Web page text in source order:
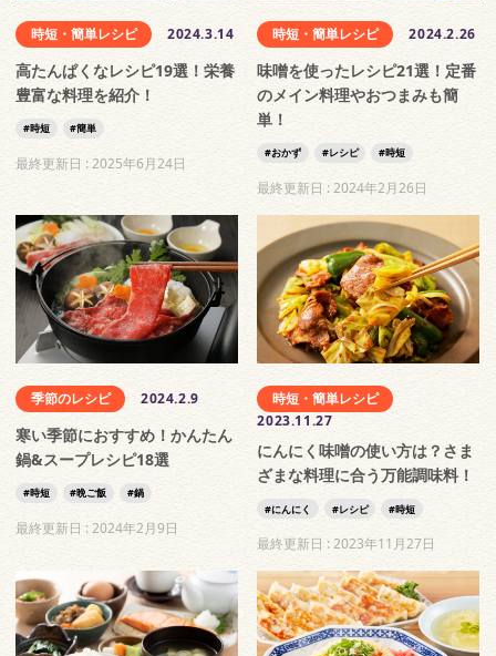
時短・簡単レシピ 2024.3.14
高たんぱくなレシピ19選！栄養
豊富な料理を紹介！
時短 簡単
最終更新日 : 2025年6月24日
時短・簡単レシピ 2024.2.26
味噌を使ったレシピ21選！定番
のメイン料理やおつまみも簡
単！
おかず レシピ 時短
最終更新日 :2024年2月26日
季節のレシピ 2024.2.9
寒い季節におすすめ！かんたん
鍋&スープレシピ18選
時短 晩ご飯 鍋
最終更新日 : 2024年2月9日
時短・簡単レシピ
2023.11.27
にんにく味噌の使い方は？さま
ざまな料理に合う万能調味料！
にんにく レシピ 時短
最終更新日 :2023年11月27日